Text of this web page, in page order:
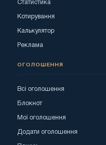
Статистика
Котирування
Калькулятор
Реклама
ОГОЛОШЕННЯ
Всі оголошення
Блокнот
Мої оголошення
Додати оголошення